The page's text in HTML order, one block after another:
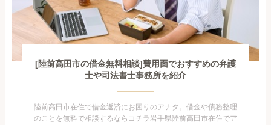
[陸前高田市の借金無料相談]費用面でおすすめの弁護
士や司法書士事務所を紹介
陸前高田市在住で借金返済にお困りのアナタ。借金や債務整理
のことを無料で相談するならコチラ岩手県陸前高田市在住でア